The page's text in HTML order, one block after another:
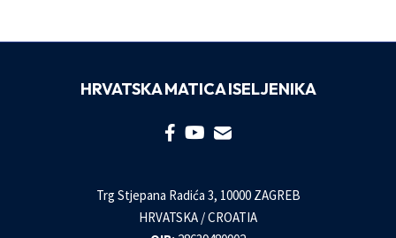
HRVATSKA MATICA ISELJENIKA
Trg Stjepana Radića 3, 10000 ZAGREB
HRVATSKA / CROATIA